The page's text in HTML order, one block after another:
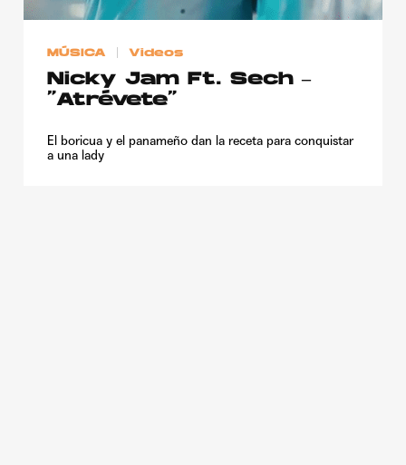
MÚSICA Videos
Nicky Jam Ft. Sech –
“Atrévete”
El boricua y el panameño dan la receta para conquistar
a una lady